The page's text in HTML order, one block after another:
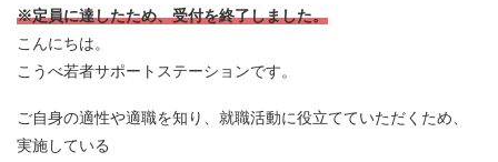
※定員に達したため、受付を終了しました。
こんにちは。
こうべ若者サポートステーションです。
ご自身の適性や適職を知り、就職活動に役立てていただくため、
実施している